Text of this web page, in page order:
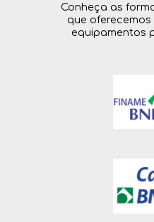
Conheça as
que
equipamentos